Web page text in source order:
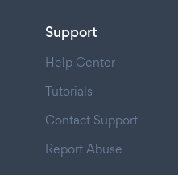
Support
Help Center
Tutorials
Contact Support
Report Abuse